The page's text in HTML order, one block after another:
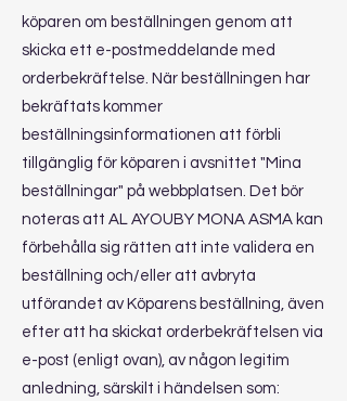
köparen om beställningen genom att
skicka ett e-postmeddelande med
orderbekräftelse. När beställningen har
bekräftats kommer
beställningsinformationen att förbli
tillgänglig för köparen i avsnittet "Mina
beställningar" på webbplatsen. Det bör
noteras att AL AYOUBY MONA ASMA kan
förbehålla sig rätten att inte validera en
beställning och/eller att avbryta
utförandet av Köparens beställning, även
efter att ha skickat orderbekräftelsen via
e-post (enligt ovan), av någon legitim
anledning, särskilt i händelsen som: